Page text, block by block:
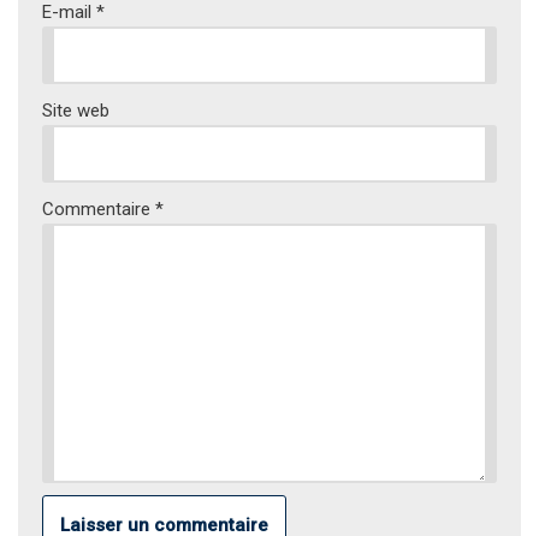
E-mail *
Site web
Commentaire *